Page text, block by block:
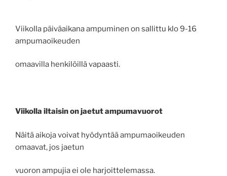
Viikolla päiväaikana ampuminen on sallittu klo 9-16
ampumaoikeuden
omaavilla henkilöillä vapaasti.
Viikolla iltaisin on jaetut ampumavuorot
Näitä aikoja voivat hyödyntää ampumaoikeuden
omaavat, jos jaetun
vuoron ampujia ei ole harjoittelemassa.